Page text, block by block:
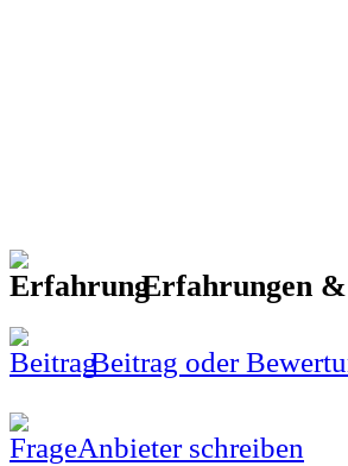
Erfahrungen
Beitrag oder
Anbieter schreiben